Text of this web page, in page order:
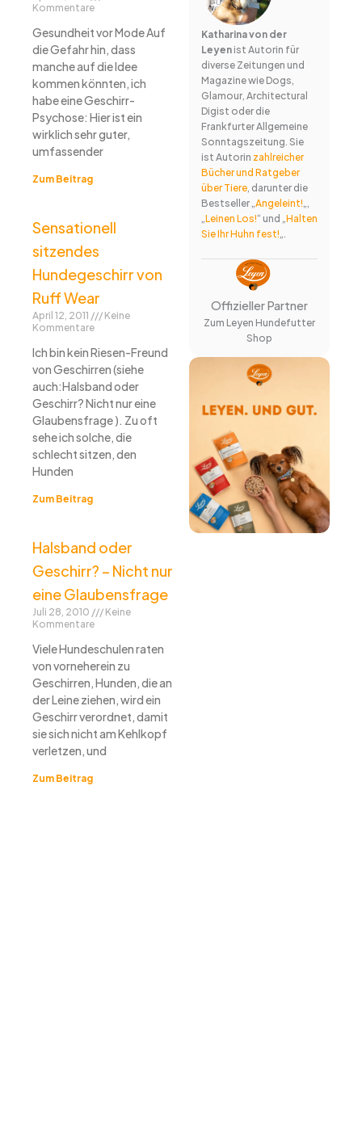
Kommentare
Gesundheit vor Mode Auf
die Gefahr hin, dass
manche auf die Idee
kommen könnten, ich
habe eine Geschirr-
Psychose: Hier ist ein
wirklich sehr guter,
umfassender
Zum Beitrag
Sensationell
sitzendes
Hundegeschirr von
Ruff Wear
April 12, 2011
Keine
Kommentare
Ich bin kein Riesen-Freund
von Geschirren (siehe
auch:Halsband oder
Geschirr? Nicht nur eine
Glaubensfrage ). Zu oft
sehe ich solche, die
schlecht sitzen, den
Hunden
Zum Beitrag
Halsband oder
Geschirr? – Nicht nur
eine Glaubensfrage
Juli 28, 2010
Keine
Kommentare
Viele Hundeschulen raten
von vorneherein zu
Geschirren, Hunden, die an
der Leine ziehen, wird ein
Geschirr verordnet, damit
sie sich nicht am Kehlkopf
verletzen, und
Zum Beitrag
Katharina von der
Leyenist Autorin für
diverse Zeitungen und
Magazine wie Dogs,
Glamour, Architectural
Digist oder die
Frankfurter Allgemeine
Sonntagszeitung. Sie
ist Autorin zahlreicher
Bücher und Ratgeber
über Tiere, darunter die
Bestseller „Angeleint!„,
„Leinen Los!“ und „Halten
Sie Ihr Huhn fest!„.
Offizieller Partner
Zum Leyen Hundefutter
Shop